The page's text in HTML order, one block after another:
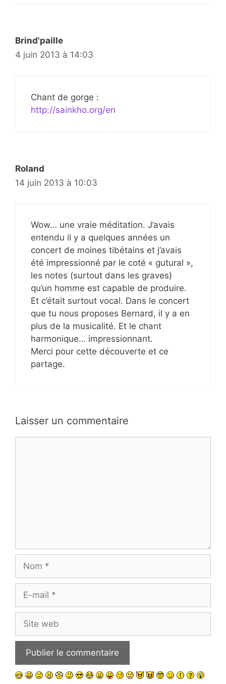
Brind'paille
4 juin 2013 à 14:03
Chant de gorge :
http://sainkho.org/en
Roland
14 juin 2013 à 10:03
Wow… une vraie méditation. J’avais
entendu il y a quelques années un
concert de moines tibétains et j’avais
été impressionné par le coté « gutural »,
les notes (surtout dans les graves)
qu’un homme est capable de produire.
Et c’était surtout vocal. Dans le concert
que tu nous proposes Bernard, il y a en
plus de la musicalité. Et le chant
harmonique… impressionnant.
Merci pour cette découverte et ce
partage.
Laisser un commentaire
mail
web